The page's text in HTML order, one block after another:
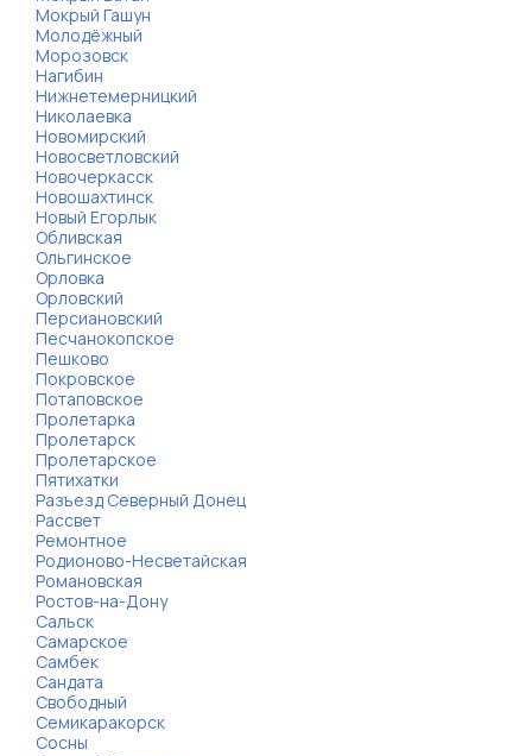
Мокрый Гашун
Молодёжный
Морозовск
Нагибин
Нижнетемерницкий
Николаевка
Новомирский
Новосветловский
Новочеркасск
Новошахтинск
Новый Егорлык
Обливская
Ольгинское
Орловка
Орловский
Персиановский
Песчанокопское
Пешково
Покровское
Потаповское
Пролетарка
Пролетарск
Пролетарское
Пятихатки
Разъезд Северный Донец
Рассвет
Ремонтное
Родионово-Несветайская
Романовская
Ростов-на-Дону
Сальск
Самарское
Самбек
Сандата
Свободный
Семикаракорск
Сосны